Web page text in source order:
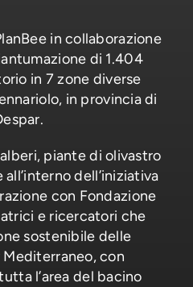
in collaborazione
di 1.404
in 7 zone diverse
in provincia di
piante di olivastro
dell’iniziativa
con Fondazione
e ricercatori che
sostenibile delle
Mediterraneo, con
l’area del bacino